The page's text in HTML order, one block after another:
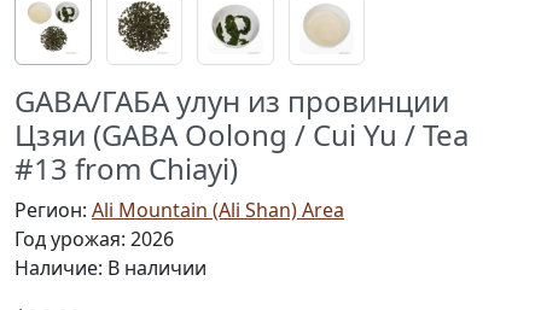
GABA/ГАБА улун из провинции
Цзяи (GABA Oolong / Cui Yu / Tea
#13 from Chiayi)
Регион: Ali Mountain (Ali Shan) Area
Год урожая: 2026
Наличие: В наличии